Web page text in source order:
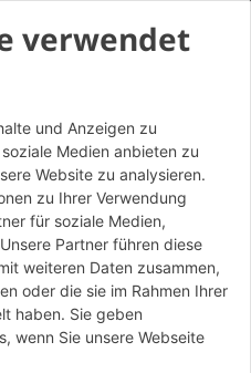
verwendet
und Anzeigen zu
Medien anbieten zu
Website zu analysieren.
zu Ihrer Verwendung
für soziale Medien,
Partner führen diese
weiteren Daten zusammen,
oder die sie im Rahmen Ihrer
haben. Sie geben
wenn Sie unsere Webseite